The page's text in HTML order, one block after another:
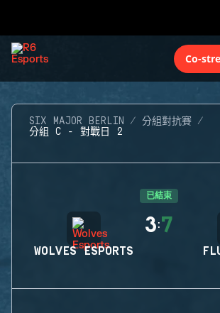
Co-
SIX MAJOR BERLIN
分組對抗賽
分組 C - 對戰日 2
已結束
WOLVES ESPORTS
3:7